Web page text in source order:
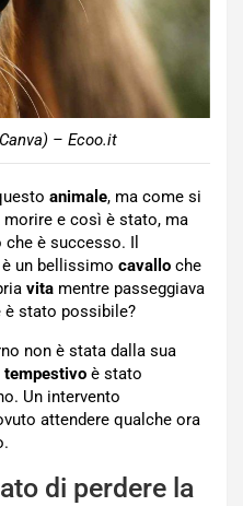
– Ecoo.it
animale, ma come si
morire e così è stato, ma
è successo. Il
un bellissimo cavallo che
vita mentre passeggiava
è stato possibile?
non è stata dalla sua
tempestivo è stato
Un intervento
attendere qualche ora
di perdere la